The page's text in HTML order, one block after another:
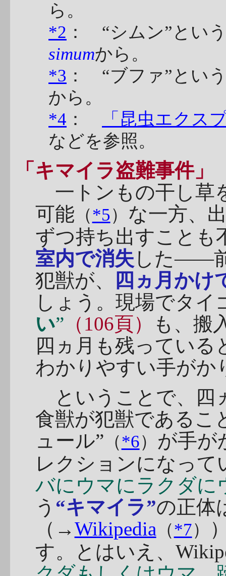
ら。
*2 ： “シムン”とい
simumから。
*3 ： “ブファ”とい
から。
*4 ：
「昆虫エクス
などを参照。
「キマイラ盗難事件」
一トンもの干し草
可能 （*5） な一方、
ずつ持ち出すことも
室内で消失 した――
犯獣が、
四ヵ月かけ
しょう。現場でタイ
い” （106頁）
も、搬
四ヵ月も残ってい
わかりやすい手がか
ということで、四
食獣が犯獣である
ュール” （*6） が手
レクションになっ
バにウマにラクダに
う “キマイラ”の正体
（→Wikipedia （*7）
す。とはいえ、